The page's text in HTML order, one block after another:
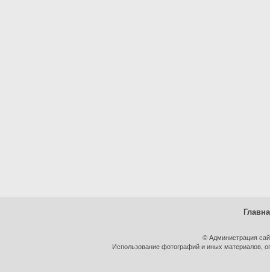
© Администрация
Использование фотографий и иных материалов,